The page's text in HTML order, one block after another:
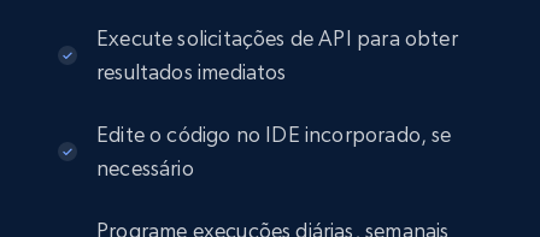
Execute solicitações de API para obter
resultados imediatos
Edite o código no IDE incorporado, se
necessário
Programe execuções diárias, semanais